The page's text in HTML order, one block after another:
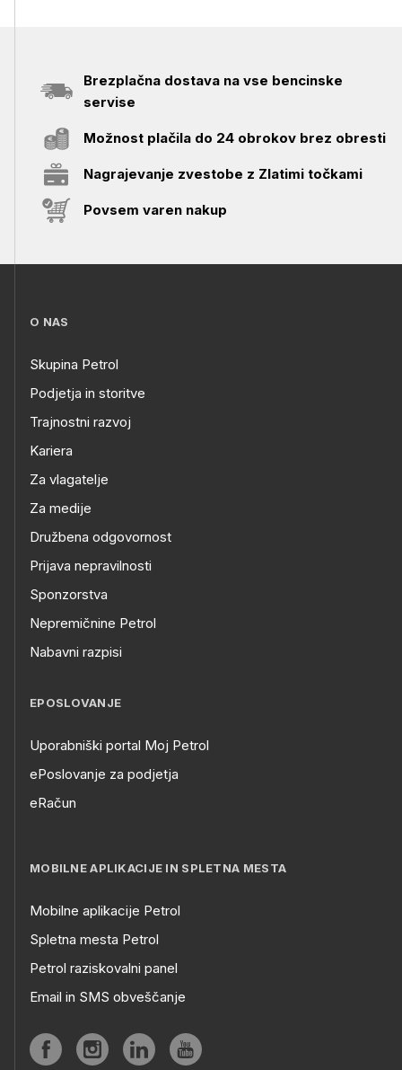
Brezplačna dostava na vse bencinske
servise
Možnost plačila do 24 obrokov brez obresti
Nagrajevanje zvestobe z Zlatimi točkami
Povsem varen nakup
O NAS
Skupina Petrol
Podjetja in storitve
Trajnostni razvoj
Kariera
Za vlagatelje
Za medije
Družbena odgovornost
Prijava nepravilnosti
Sponzorstva
Nepremičnine Petrol
Nabavni razpisi
EPOSLOVANJE
Uporabniški portal Moj Petrol
ePoslovanje za podjetja
eRačun
MOBILNE APLIKACIJE IN SPLETNA MESTA
Mobilne aplikacije Petrol
Spletna mesta Petrol
Petrol raziskovalni panel
Email in SMS obveščanje